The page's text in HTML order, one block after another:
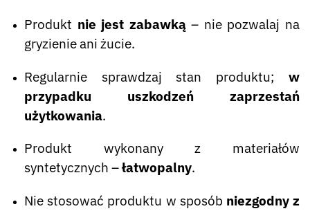
Produkt nie jest zabawką– nie pozwalaj na
gryzienie ani żucie.
Regularnie sprawdzaj stan produktu; w
przypadku uszkodzeń zaprzestań
użytkowania.
Produkt wykonany z materiałów
syntetycznych –łatwopalny.
Nie stosować produktu w sposób niezgodny z